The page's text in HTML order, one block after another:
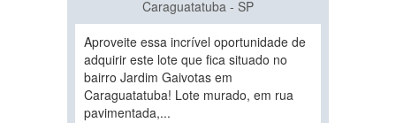
Caraguatatuba - SP
Aproveite essa incrível oportunidade de
adquirir este lote que fica situado no
bairro Jardim Gaivotas em
Caraguatatuba! Lote murado, em rua
pavimentada,...